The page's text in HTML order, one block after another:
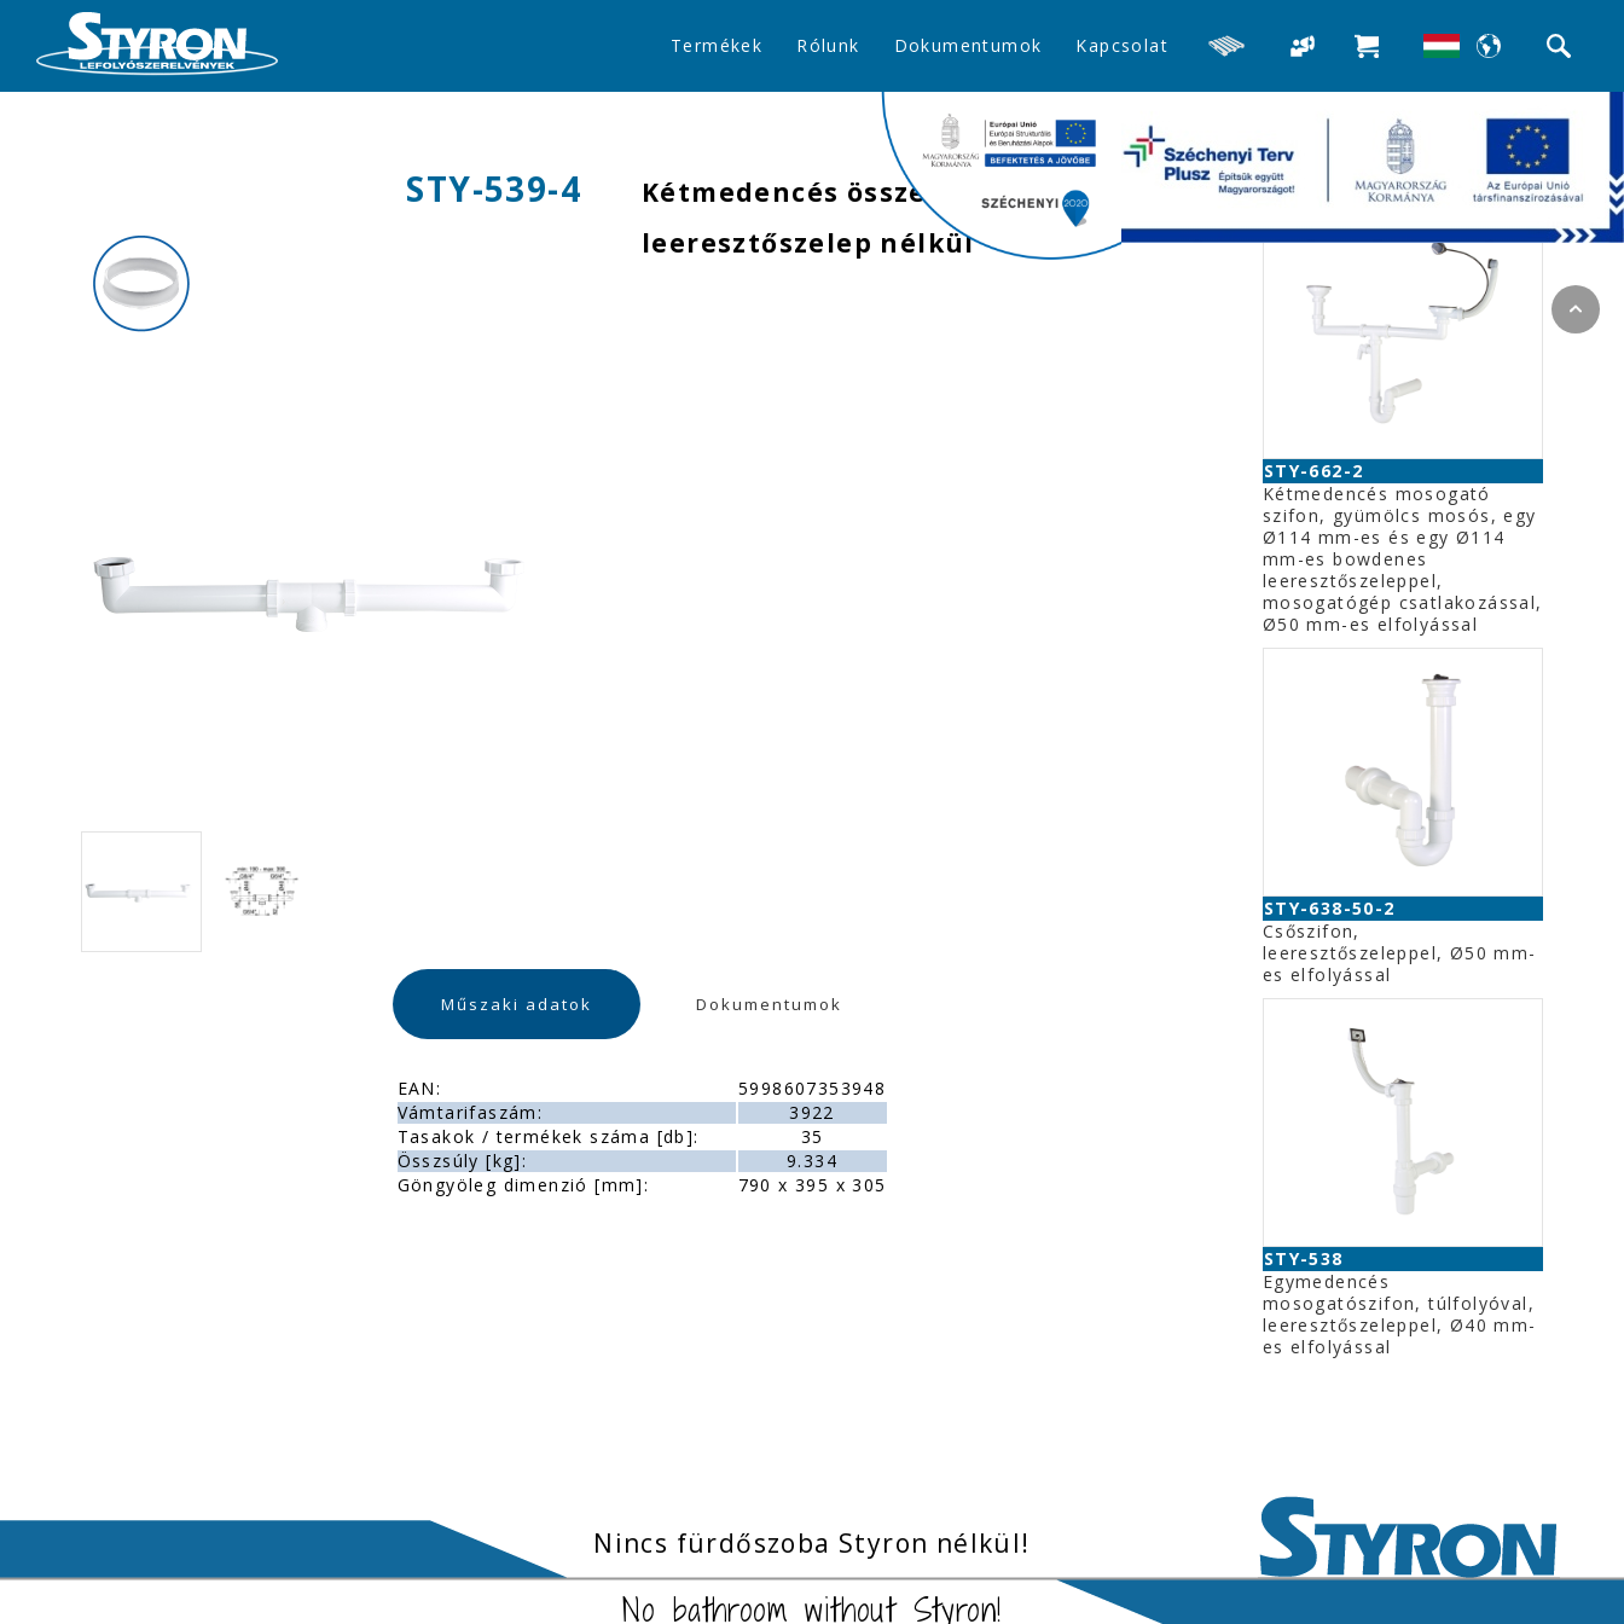
Termékek Rólunk Dokumentumok Kapcsolat
>>Mosogató búra-, és csőszifonok
STY-539-4
Kétmedencés összekötő,
leeresztőszelep nélkül
Műszaki adatok Dokumentumok
EAN:
5998607353948
Vámtarifaszám:
3922
Tasakok / termékek száma [db]:
35
Összsúly [kg]:
9.334
Göngyöleg dimenzió [mm]:
790 x 395 x 305
Kapcsolódó termékek
STY-662-2
Kétmedencés mosogató
szifon, gyümölcs mosós, egy
Ø114 mm-es és egy Ø114
mm-es bowdenes
leeresztőszeleppel,
mosogatógép csatlakozással,
Ø50 mm-es elfolyással
STY-638-50-2
Csőszifon,
leeresztőszeleppel, Ø50 mm-
es elfolyással
STY-538
Egymedencés
mosogatószifon, túlfolyóval,
leeresztőszeleppel, Ø40 mm-
es elfolyással
Nincs fürdőszoba Styron nélkül!
No bathroom without Styron!